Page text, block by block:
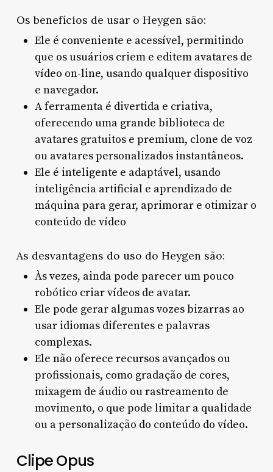
Os benefícios de usar o Heygen são:
Ele é conveniente e acessível, permitindo
que os usuários criem e editem avatares de
vídeo on-line, usando qualquer dispositivo
e navegador.
A ferramenta é divertida e criativa,
oferecendo uma grande biblioteca de
avatares gratuitos e premium, clone de voz
ou avatares personalizados instantâneos.
Ele é inteligente e adaptável, usando
inteligência artificial e aprendizado de
máquina para gerar, aprimorar e otimizar o
conteúdo de vídeo
As desvantagens do uso do Heygen são:
Às vezes, ainda pode parecer um pouco
robótico criar vídeos de avatar.
Ele pode gerar algumas vozes bizarras ao
usar idiomas diferentes e palavras
complexas.
Ele não oferece recursos avançados ou
profissionais, como gradação de cores,
mixagem de áudio ou rastreamento de
movimento, o que pode limitar a qualidade
ou a personalização do conteúdo do vídeo.
Clipe Opus